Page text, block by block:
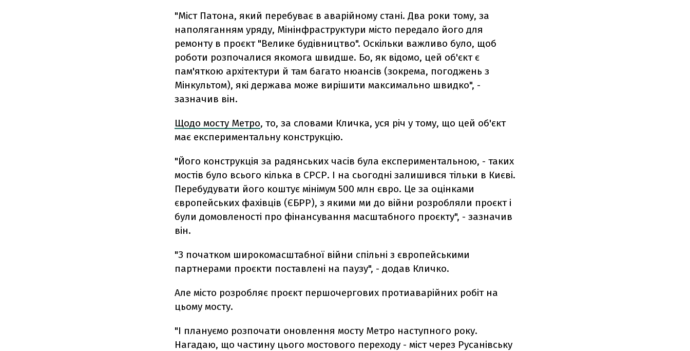
"Міст Патона, який перебуває в аварійному стані. Два роки тому, за
наполяганням уряду, Мінінфраструктури місто передало його для
ремонту в проєкт "Велике будівництво". Оскільки важливо було, щоб
роботи розпочалися якомога швидше. Бо, як відомо, цей об'єкт є
пам'яткою архітектури й там багато нюансів (зокрема, погоджень з
Мінкультом), які держава може вирішити максимально швидко", -
зазначив він.
Щодо мосту Метро, то, за словами Кличка, уся річ у тому, що цей об'єкт
має експериментальну конструкцію.
"Його конструкція за радянських часів була експериментальною, - таких
мостів було всього кілька в СРСР. І на сьогодні залишився тільки в Києві.
Перебудувати його коштує мінімум 500 млн євро. Це за оцінками
європейських фахівців (ЄБРР), з якими ми до війни розробляли проєкт і
були домовленості про фінансування масштабного проєкту", - зазначив
він.
"З початком широкомасштабної війни спільні з європейськими
партнерами проєкти поставлені на паузу", - додав Кличко.
Але місто розробляє проєкт першочергових протиаварійних робіт на
цьому мосту.
"І плануємо розпочати оновлення мосту Метро наступного року.
Нагадаю, що частину цього мостового переходу - міст через Русанівську